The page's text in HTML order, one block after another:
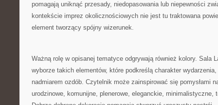
pomagają uniknąć przesady, niedopasowania lub niepewności
kontekście imprez okolicznościowych nie jest tu traktowana
element tworzący spójny wizerunek.
Ważną rolę w opisanej tematyce odgrywają również kolory. Sala
wyborze takich elementów, które podkreślą charakter
nadmiarem ozdób. Czytelnik może zainspirować się pomysłami
urodzinowe, komunijne, plenerowe, eleganckie, minimalistyczne,